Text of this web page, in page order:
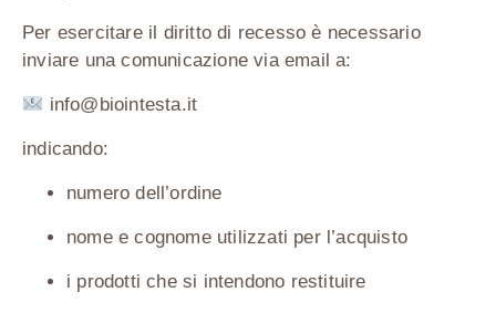
Per esercitare il diritto di recesso è necessario
inviare una comunicazione via email a:
info@biointesta.it
indicando:
numero dell’ordine
nome e cognome utilizzati per l’acquisto
i prodotti che si intendono restituire